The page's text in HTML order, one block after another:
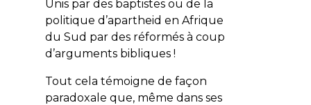
Unis par des baptistes ou de la
politique d’apartheid en Afrique
du Sud par des réformés à coup
d’arguments bibliques !
Tout cela témoigne de façon
paradoxale que, même dans ses